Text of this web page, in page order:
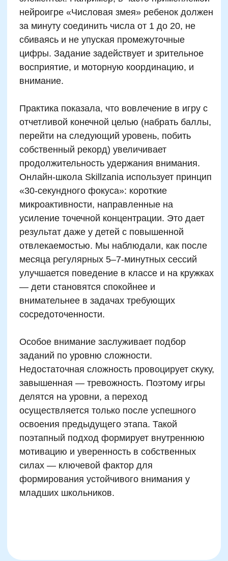
Нейроигры для развития
мышления: наука и
практика
Логика и абстрактное мышление — одни из
самых важных когнитивных навыков для
детей в возрасте от 7 до 14 лет. Именно в
этот период активно созревает
ответственная за умение сравнивать, делать
выводы, оперировать понятиями и искать
нестандартные пути решения. Поддержать
этот рост можно через специально
подобранные нейроигры и упражнения,
выходящие за рамки школьной программы.
Форматы современных нейроигр
варьируются от бумажных таблиц до
сложных цифровых платформ, где подача
информации построена на игровых
механиках. Согласно обзору исследований в
журнале Neuropsychological Trends (2021),
нейроактивности, направленные на развитие
успеваемость в геометрии, физике,
программировании и других “понятийных”
дисциплинах. Причина в том, что такие игры
заставляют работать мозг «в интервалах» —
между известным и предполагаемым, между
Исследование в Университете Торонто
регулярно занимающихся нейроиграми,
активность левой лобной доли мозга
превышает показатели контрольной группы
на 22% — это зона, отвечающая за
рассуждение, планирование,
гипотезирование. При этом игровые сессии
день достаточно, чтобы сохранять динамику
предсказуемый рост.